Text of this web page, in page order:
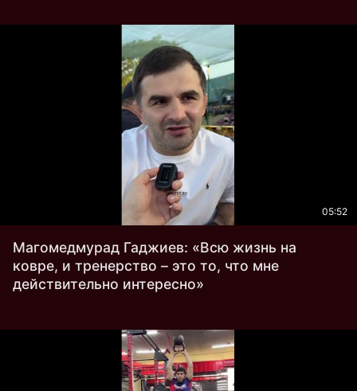
05:52
Магомедмурад Гаджиев: «Всю жизнь на
ковре, и тренерство – это то, что мне
действительно интересно»